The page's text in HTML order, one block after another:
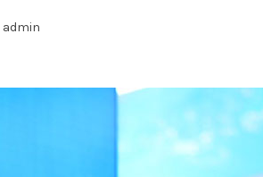
admin